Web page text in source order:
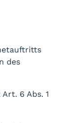
des
6 Abs. 1